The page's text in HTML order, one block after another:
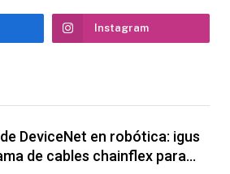
Instagram
DeviceNet en robótica: igus
de cables chainflex para